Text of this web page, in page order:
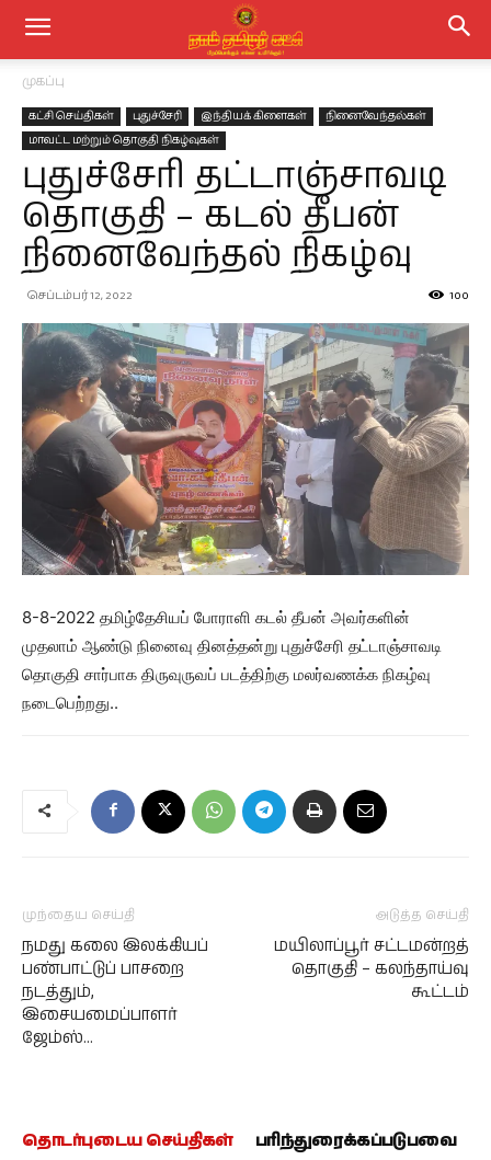
முகப்பு
கட்சி செய்திகள் புதுச்சேரி இந்தியக் கிளைகள்
நினைவேந்தல்கள்
மாவட்ட மற்றும் தொகுதி நிகழ்வுகள்
புதுச்சேரி தட்டாஞ்சாவடி
தொகுதி – கடல் தீபன்
நினைவேந்தல் நிகழ்வு
செப்டம்பர் 12, 2022 100
8-8-2022 தமிழ்தேசியப் போராளி கடல் தீபன் அவர்களின்
முதலாம் ஆண்டு நினைவு தினத்தன்று புதுச்சேரி தட்டாஞ்சாவடி
தொகுதி சார்பாக திருவுருவப் படத்திற்கு மலர்வணக்க நிகழ்வு
நடைபெற்றது..
முந்தைய செய்தி
நமது கலை இலக்கியப்
பண்பாட்டுப் பாசறை
நடத்தும்,
இசையமைப்பாளர்
ஜேம்ஸ்…
அடுத்த செய்தி
மயிலாப்பூர் சட்டமன்றத்
தொகுதி – கலந்தாய்வு
கூட்டம்
தொடர்புடைய செய்திகள் பரிந்துரைக்கப்படுபவை